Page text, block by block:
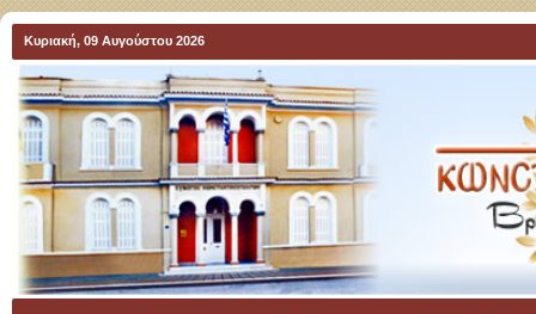
Κυριακή, 09 Αυγούστου 2026